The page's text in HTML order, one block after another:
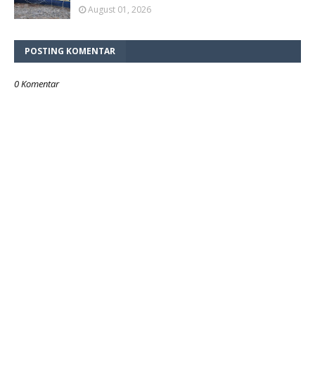
August 01, 2026
POSTING KOMENTAR
0 Komentar